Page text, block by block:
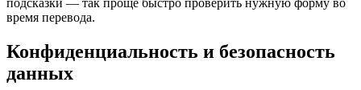
время перевода.
Конфиденциальность и безопасность
данных